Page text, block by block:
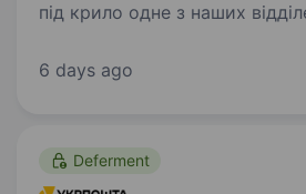
під крило одне з наших
працювати з клієнтами — ми
6 days ago
Deferment